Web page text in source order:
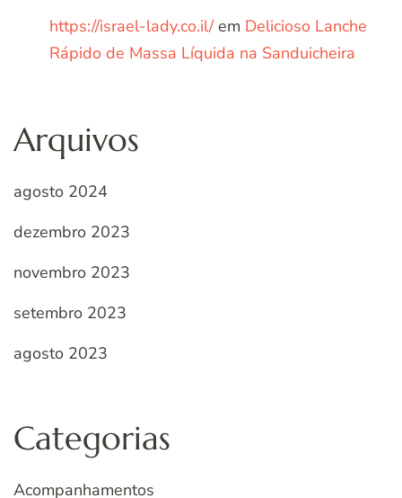
https://israel-lady.co.il/em Delicioso Lanche
Rápido de Massa Líquida na Sanduicheira
Arquivos
agosto 2024
dezembro 2023
novembro 2023
setembro 2023
agosto 2023
Categorias
Acompanhamentos